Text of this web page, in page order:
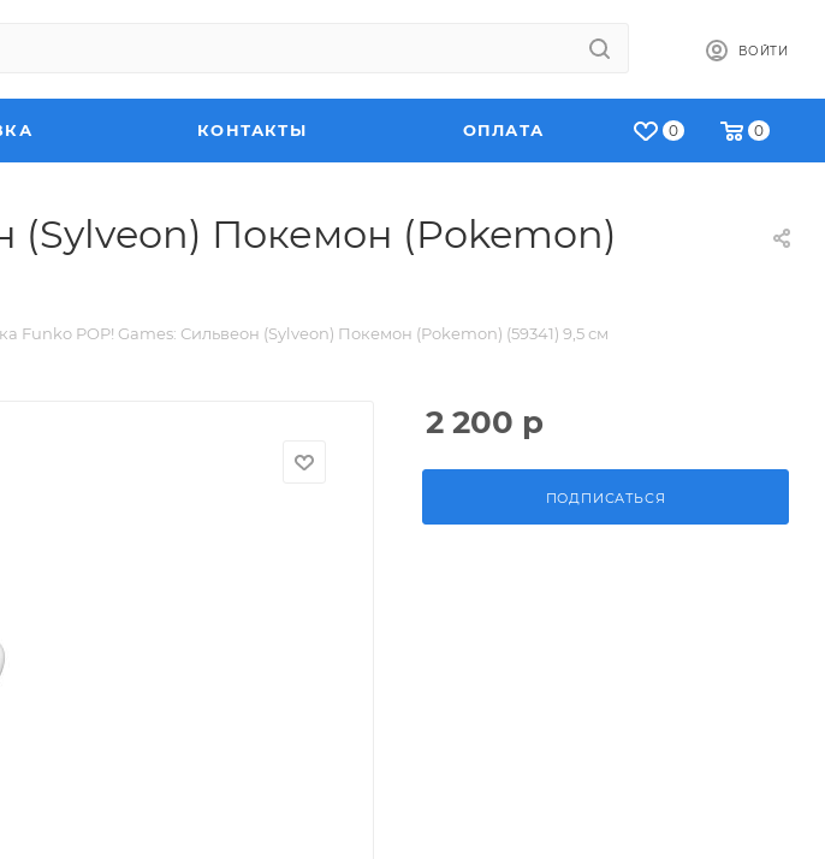
ВОЙТИ
0 0
КОНТАКТЫ ОПЛАТА
(Sylveon) Покемон (Pokemon)
Funko POP! Games: Сильвеон (Sylveon) Покемон (Pokemon) (59341) 9,5 см
2 200 р
ПОДПИСАТЬСЯ